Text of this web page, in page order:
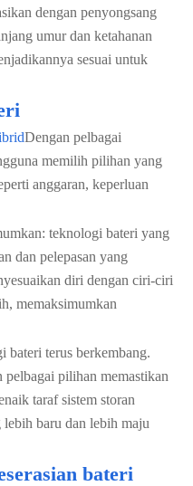
dengan penyongsang
umur dan ketahanan
sesuai untuk
Dengan pelbagai
memilih pilihan yang
anggaran, keperluan
teknologi bateri yang
dan pelepasan yang
diri dengan ciri-ciri
memaksimumkan
bateri terus berkembang.
pelbagai pilihan memastikan
taraf sistem storan
lebih baru dan lebih maju
bateri